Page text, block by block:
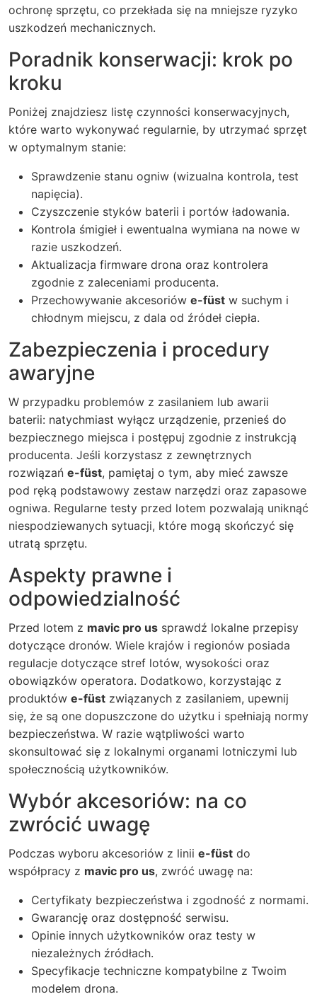
ochronę sprzętu, co przekłada się na mniejsze ryzyko
uszkodzeń mechanicznych.
Poradnik konserwacji: krok po
kroku
Poniżej znajdziesz listę czynności konserwacyjnych,
które warto wykonywać regularnie, by utrzymać sprzęt
w optymalnym stanie:
Sprawdzenie stanu ogniw (wizualna kontrola, test
napięcia).
Czyszczenie styków baterii i portów ładowania.
Kontrola śmigieł i ewentualna wymiana na nowe w
razie uszkodzeń.
Aktualizacja firmware drona oraz kontrolera
zgodnie z zaleceniami producenta.
Przechowywanie akcesoriów e-füst w suchym i
chłodnym miejscu, z dala od źródeł ciepła.
Zabezpieczenia i procedury
awaryjne
W przypadku problemów z zasilaniem lub awarii
baterii: natychmiast wyłącz urządzenie, przenieś do
bezpiecznego miejsca i postępuj zgodnie z instrukcją
producenta. Jeśli korzystasz z zewnętrznych
rozwiązań e-füst, pamiętaj o tym, aby mieć zawsze
pod ręką podstawowy zestaw narzędzi oraz zapasowe
ogniwa. Regularne testy przed lotem pozwalają uniknąć
niespodziewanych sytuacji, które mogą skończyć się
utratą sprzętu.
Aspekty prawne i
odpowiedzialność
Przed lotem z mavic pro us sprawdź lokalne przepisy
dotyczące dronów. Wiele krajów i regionów posiada
regulacje dotyczące stref lotów, wysokości oraz
obowiązków operatora. Dodatkowo, korzystając z
produktów e-füst związanych z zasilaniem, upewnij
się, że są one dopuszczone do użytku i spełniają normy
bezpieczeństwa. W razie wątpliwości warto
skonsultować się z lokalnymi organami lotniczymi lub
społecznością użytkowników.
Wybór akcesoriów: na co
zwrócić uwagę
Podczas wyboru akcesoriów z linii e-füst do
współpracy z mavic pro us, zwróć uwagę na:
Certyfikaty bezpieczeństwa i zgodność z normami.
Gwarancję oraz dostępność serwisu.
Opinie innych użytkowników oraz testy w
niezależnych źródłach.
Specyfikacje techniczne kompatybilne z Twoim
modelem drona.